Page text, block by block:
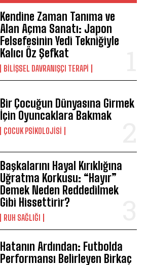
ABONE OL
Kendine Zaman Tanıma ve
Alan Açma Sanatı: Japon
Felsefesinin Yedi Tekniğiyle
Kalıcı Öz Şefkat
BILIŞSEL DAVRANIŞÇI TERAPI
Bir Çocuğun Dünyasına Girmek
İçin Oyuncaklara Bakmak
ÇOCUK PSIKOLOJISI
Başkalarını Hayal Kırıklığına
Uğratma Korkusu: “Hayır”
Demek Neden Reddedilmek
Gibi Hissettirir?
⁠RUH SAĞLIĞI
Hatanın Ardından: Futbolda
Performansı Belirleyen Birkaç